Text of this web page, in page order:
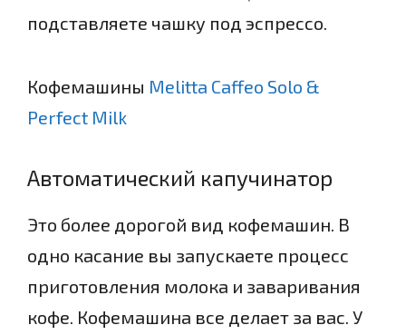
подставляете чашку под эспрессо.
Кофемашины Melitta Caffeo Solo &
Perfect Milk
Автоматический капучинатор
Это более дорогой вид кофемашин. В
одно касание вы запускаете процесс
приготовления молока и заваривания
кофе. Кофемашина все делает за вас. У